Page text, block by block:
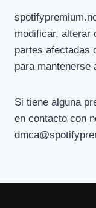
modificar, alterar
partes afectadas
para mantenerse
Si tiene alguna
en contacto con